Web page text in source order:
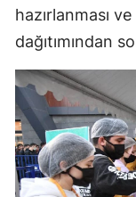
hazırlanması
dağıtımından